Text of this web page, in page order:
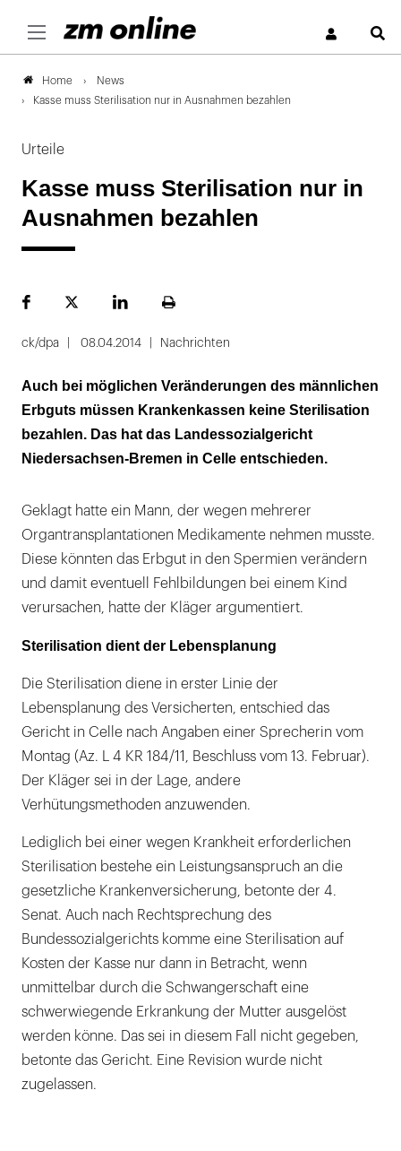
Home
News
Kasse muss Sterilisation nur in Ausnahmen bezahlen
Urteile
Kasse muss Sterilisation nur in
Ausnahmen bezahlen
FacebookPlattformLinekdInSeite
ck/dpa 08.04.2014 Nachrichten
Auch bei möglichen Veränderungen des männlichen
Erbguts müssen Krankenkassen keine Sterilisation
bezahlen. Das hat das Landessozialgericht
Niedersachsen-Bremen in Celle entschieden.
Geklagt hatte ein Mann, der wegen mehrerer
Organtransplantationen Medikamente nehmen musste.
Diese könnten das Erbgut in den Spermien verändern
und damit eventuell Fehlbildungen bei einem Kind
verursachen, hatte der Kläger argumentiert.
Sterilisation dient der Lebensplanung
Die Sterilisation diene in erster Linie der
Lebensplanung des Versicherten, entschied das
Gericht in Celle nach Angaben einer Sprecherin vom
Montag (Az. L 4 KR 184/11, Beschluss vom 13. Februar).
Der Kläger sei in der Lage, andere
Verhütungsmethoden anzuwenden.
Lediglich bei einer wegen Krankheit erforderlichen
Sterilisation bestehe ein Leistungsanspruch an die
gesetzliche Krankenversicherung, betonte der 4.
Senat. Auch nach Rechtsprechung des
Bundessozialgerichts komme eine Sterilisation auf
Kosten der Kasse nur dann in Betracht, wenn
unmittelbar durch die Schwangerschaft eine
schwerwiegende Erkrankung der Mutter ausgelöst
werden könne. Das sei in diesem Fall nicht gegeben,
betonte das Gericht. Eine Revision wurde nicht
zugelassen.